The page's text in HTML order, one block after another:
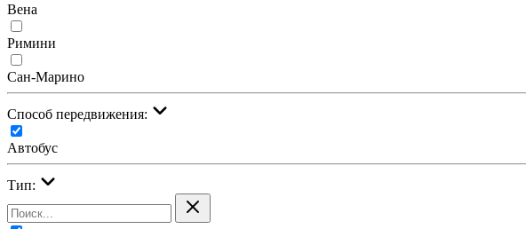
Вена
Римини
Сан-Марино
Cпособ передвижения:
Автобус
Тип: